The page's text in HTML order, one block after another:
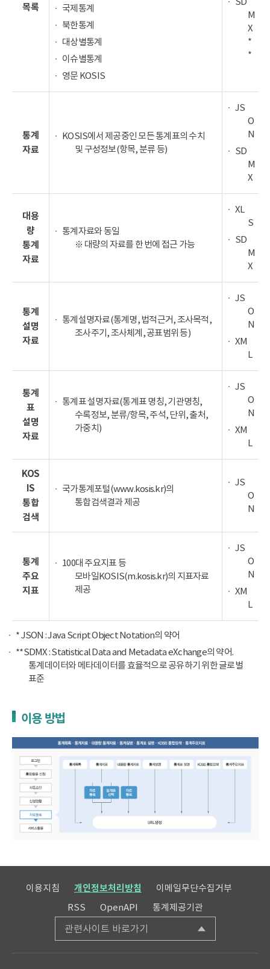
목록
국제통계
북한통계
대상별통계
이슈별통계
영문 KOSIS
M
X
*
*
통계
자료
KOSIS에서 제공중인 모든 통계표의 수치
및 구성정보(항목, 분류 등)
JS
O
N
SD
M
X
대용
량
통계
자료
통계자료와 동일
※ 대량의 자료를 한 번에 접근 가능
XL
S
SD
M
X
통계
설명
자료
통계설명자료(통계명, 법적근거, 조사목적,
조사주기, 조사체계, 공표범위 등)
JS
O
N
XM
L
통계
표
설명
자료
통계표 설명자료(통계표 명칭, 기관명칭,
수록정보, 분류/항목, 주석, 단위, 출처,
가중치)
JS
O
N
XM
L
KOS
IS
통합
검색
국가통계포털(www.kosis.kr)의
통합검색결과 제공
JS
O
N
통계
주요
지표
100대 주요지표 등
모바일KOSIS(m.kosis.kr)의 지표자료
제공
JS
O
N
XM
L
* JSON : Java Script Object Notation의 약어
**SDMX : Statistical Data and Metadata eXchange의 약어.
통계데이터와 메타데이터를 효율적으로 공유하기 위한 글로벌
표준
이용 방법
이용지침 개인정보처리방침
이메일무단수집거부
RSS
OpenAPI 통계제공기관
관련사이트 바로가기